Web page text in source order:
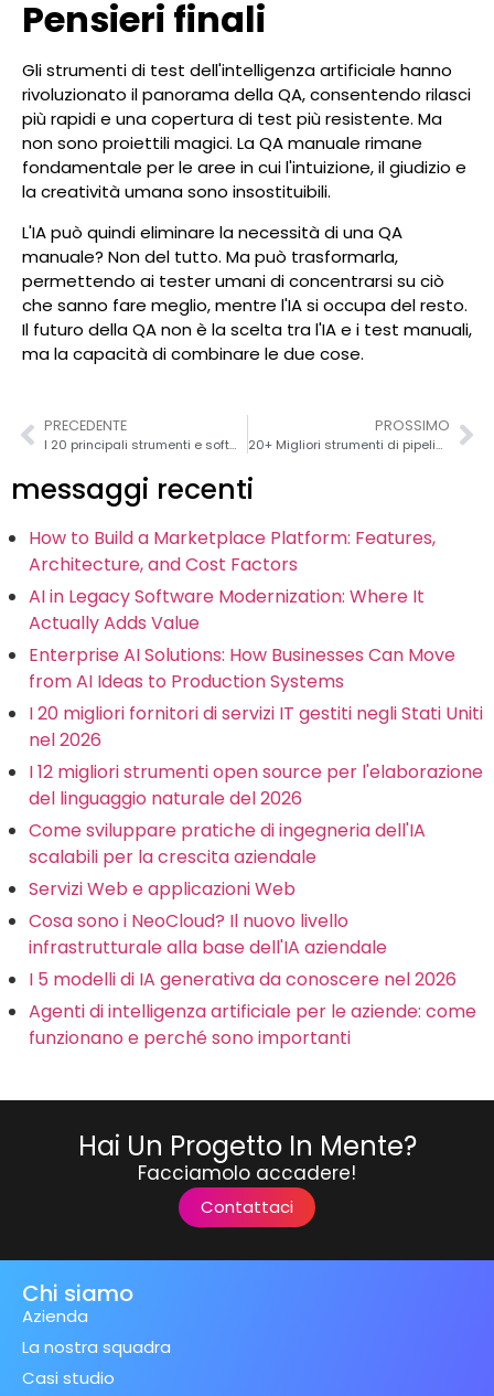
Pensieri finali
Gli strumenti di test dell'intelligenza artificiale hanno
rivoluzionato il panorama della QA, consentendo rilasci
più rapidi e una copertura di test più resistente. Ma
non sono proiettili magici. La QA manuale rimane
fondamentale per le aree in cui l'intuizione, il giudizio e
la creatività umana sono insostituibili.
L'IA può quindi eliminare la necessità di una QA
manuale? Non del tutto. Ma può trasformarla,
permettendo ai tester umani di concentrarsi su ciò
che sanno fare meglio, mentre l'IA si occupa del resto.
Il futuro della QA non è la scelta tra l'IA e i test manuali,
ma la capacità di combinare le due cose.
PRECEDENTE
I 20 principali strumenti e software di migrazione dei dati per un trasferimento di dati senza soluzione di continuità nel 2026
PROSSIMO
20+ Migliori strumenti di pipeline CI/CD per DevOps nel 2026
messaggi recenti
How to Build a Marketplace Platform: Features,
Architecture, and Cost Factors
AI in Legacy Software Modernization: Where It
Actually Adds Value
Enterprise AI Solutions: How Businesses Can Move
from AI Ideas to Production Systems
I 20 migliori fornitori di servizi IT gestiti negli Stati Uniti
nel 2026
I 12 migliori strumenti open source per l'elaborazione
del linguaggio naturale del 2026
Come sviluppare pratiche di ingegneria dell'IA
scalabili per la crescita aziendale
Servizi Web e applicazioni Web
Cosa sono i NeoCloud? Il nuovo livello
infrastrutturale alla base dell'IA aziendale
I 5 modelli di IA generativa da conoscere nel 2026
Agenti di intelligenza artificiale per le aziende: come
funzionano e perché sono importanti
Hai Un Progetto In Mente?
Facciamolo accadere!
Contattaci
Chi siamo
Azienda
La nostra squadra
Casi studio